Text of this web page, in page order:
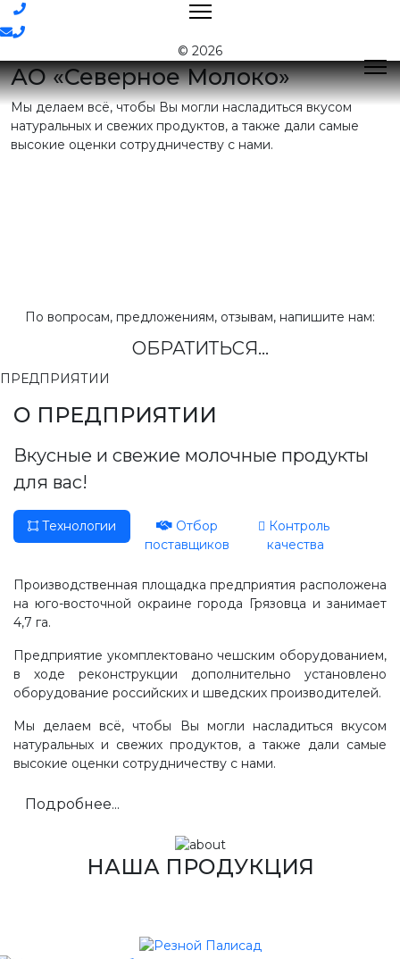
© 2026
Контакты
Приемная:(81755) 2-16-38
Отдел продаж:(81755) 2-18-62
(81755) 2-10-14
Контакты отделов
АО «Северное Молоко»
Мы делаем всё, чтобы Вы могли насладиться вкусом
натуральных и свежих продуктов, а также дали самые
высокие оценки сотрудничеству с нами.
По вопросам, предложениям, отзывам, напишите нам:
ОБРАТИТЬСЯ...
ПРЕДПРИЯТИИ
О ПРЕДПРИЯТИИ
Вкусные и свежие молочные продукты
для вас!
Технологии
Отбор
поставщиков
Контроль
качества
Производственная площадка предприятия расположена
на юго-восточной окраине города Грязовца и занимает
4,7 га.
Предприятие укомплектовано чешским оборудованием,
в ходе реконструкции дополнительно установлено
оборудование российских и шведских производителей.
Мы делаем всё, чтобы Вы могли насладиться вкусом
натуральных и свежих продуктов, а также дали самые
высокие оценки сотрудничеству с нами.
Подробнее...
НАША ПРОДУКЦИЯ